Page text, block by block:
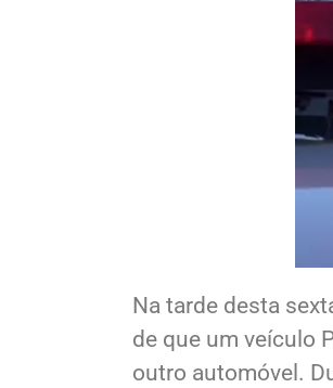
Na tarde desta
de que um veículo
outro automóvel.